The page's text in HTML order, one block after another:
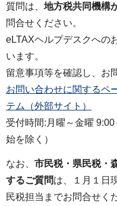
質問は、 地方税共同機構
問合せください。
eLTAXヘルプデスクへの
います。
留意事項等を確認し、お
お問い合わせに関するペ
テム（外部サイト）
受付時間:月曜～金曜
始を除く）
なお、 市民税・県民税・
するご質問は、１月１日
民税担当までお問合せく